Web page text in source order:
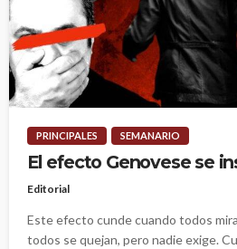
PRINCIPALES SEMANARIO
El efecto Genovese se
Editorial
Este efecto cunde cuando todos
todos se quejan, pero nadie exige.